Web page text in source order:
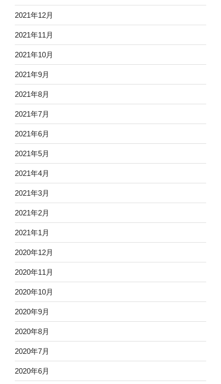
2021年12月
2021年11月
2021年10月
2021年9月
2021年8月
2021年7月
2021年6月
2021年5月
2021年4月
2021年3月
2021年2月
2021年1月
2020年12月
2020年11月
2020年10月
2020年9月
2020年8月
2020年7月
2020年6月